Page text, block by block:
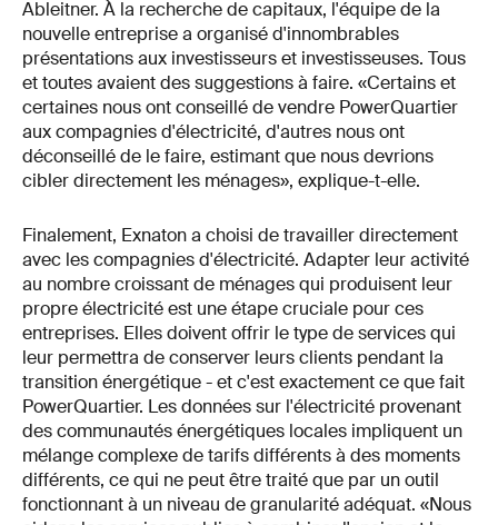
Ableitner. À la recherche de capitaux, l'équipe de la
nouvelle entreprise a organisé d'innombrables
présentations aux investisseurs et investisseuses. Tous
et toutes avaient des suggestions à faire. «Certains et
certaines nous ont conseillé de vendre PowerQuartier
aux compagnies d'électricité, d'autres nous ont
déconseillé de le faire, estimant que nous devrions
cibler directement les ménages», explique-t-elle.
Finalement, Exnaton a choisi de travailler directement
avec les compagnies d'électricité. Adapter leur activité
au nombre croissant de ménages qui produisent leur
propre électricité est une étape cruciale pour ces
entreprises. Elles doivent offrir le type de services qui
leur permettra de conserver leurs clients pendant la
transition énergétique - et c'est exactement ce que fait
PowerQuartier. Les données sur l'électricité provenant
des communautés énergétiques locales impliquent un
mélange complexe de tarifs différents à des moments
différents, ce qui ne peut être traité que par un outil
fonctionnant à un niveau de granularité adéquat. «Nous